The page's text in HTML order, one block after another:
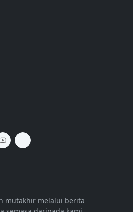
mutakhir melalui berita